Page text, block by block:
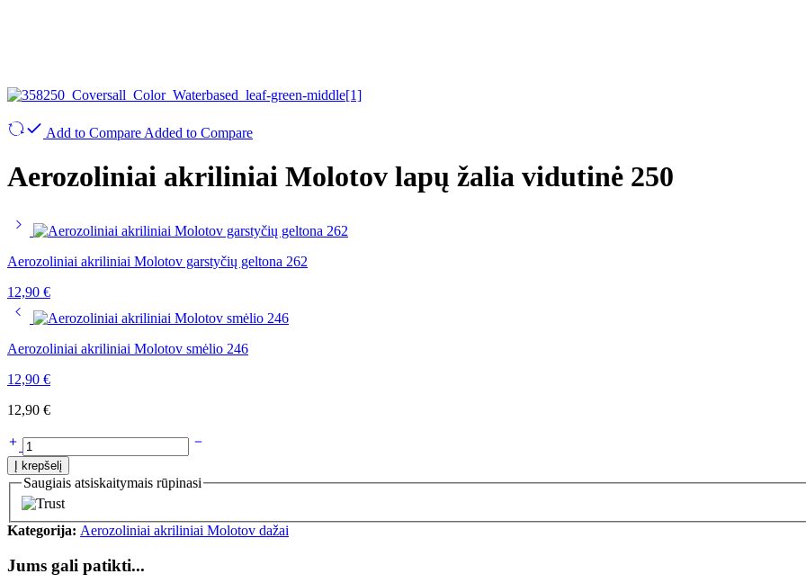
Add to Compare Added to Compare
Aerozoliniai akriliniai Molotov lapų žalia vidutinė 250
Aerozoliniai akriliniai Molotov garstyčių geltona 262
12,90 €
Aerozoliniai akriliniai Molotov smėlio 246
12,90 €
12,90 €
Į krepšelį
Saugiais atsiskaitymais rūpinasi
Kategorija: Aerozoliniai akriliniai Molotov dažai
Jums gali patikti...